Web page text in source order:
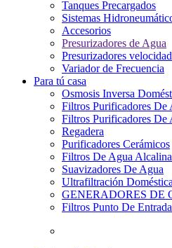
Tanques Precargados
Sistemas
Accesorios
Presurizadores de Agua
Presurizadores
Variador de Frecuencia
Para tú casa
Osmosis Inversa
Filtros Purificadores De
Filtros Purificadores De
Regadera
Purificadores Cerámicos
Filtros De Agua
Suavizadores De Agua
Ultrafiltración Doméstica
GENERADORES DE
Filtros Punto De